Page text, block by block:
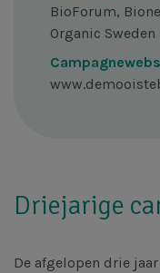
BioForum,
Organic Sweden
Driejarige
De afgelopen drie